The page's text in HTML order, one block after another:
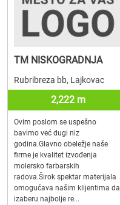
TM NISKOGRADNJA
Rubribreza bb, Lajkovac
2,222 m
Ovim poslom se uspešno
bavimo već dugi niz
godina.Glavno obeležje naše
firme je kvalitet izvođenja
molersko farbarskih
radova.Širok spektar materijala
omogućava našim klijentima da
izaberu najbolje re...